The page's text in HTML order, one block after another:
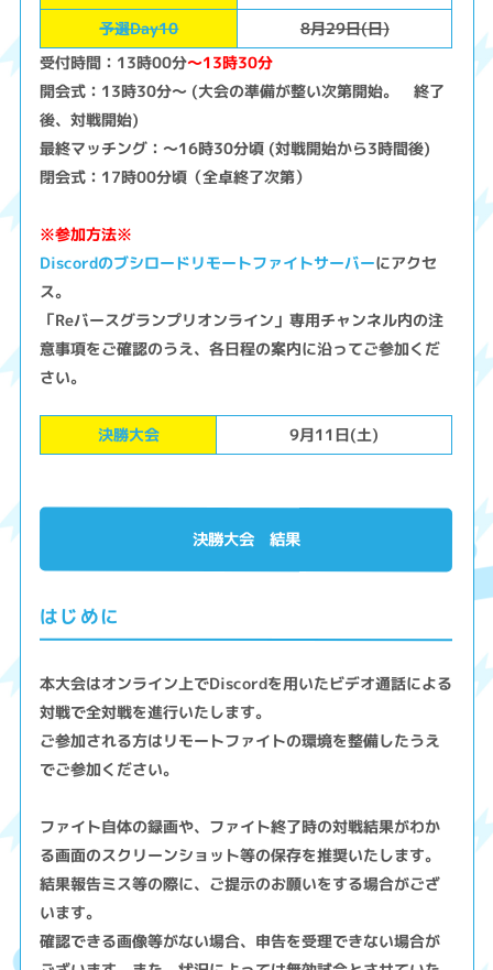
予選Day10
8月29日(日)
受付時間：13時00分～13時30分
開会式：13時30分～ (大会の準備が整い次第開始。 終了
後、対戦開始)
最終マッチング：～16時30分頃 (対戦開始から3時間後)
閉会式：17時00分頃（全卓終了次第）
※参加方法※
Discordのブシロードリモートファイトサーバーにアクセ
ス。
「Reバースグランプリオンライン」専用チャンネル内の注
意事項をご確認のうえ、各日程の案内に沿ってご参加くだ
さい。
決勝大会 9月11日(土)
決勝大会 結果
はじめに
本大会はオンライン上でDiscordを用いたビデオ通話による
対戦で全対戦を進行いたします。
ご参加される方はリモートファイトの環境を整備したうえ
でご参加ください。
ファイト自体の録画や、ファイト終了時の対戦結果がわか
る画面のスクリーンショット等の保存を推奨いたします。
結果報告ミス等の際に、ご提示のお願いをする場合がござ
います。
確認できる画像等がない場合、申告を受理できない場合が